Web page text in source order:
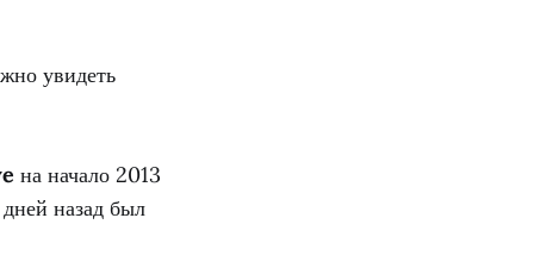
увидеть
на начало 2013
назад был